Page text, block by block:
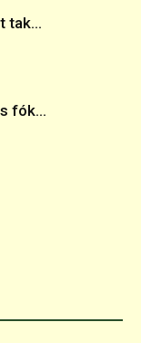
tak...
fók...